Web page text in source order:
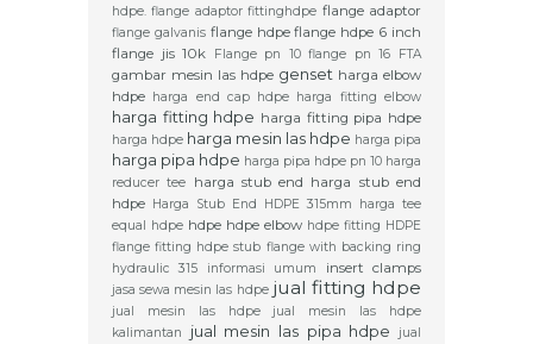
hdpe. flange adaptor fittinghdpe flange adaptor
flange galvanis flange hdpe flange hdpe 6 inch
flange jis 10k
Flange pn 10 flange pn 16 FTA
gambar mesin las hdpe genset harga elbow
hdpe harga end cap hdpe harga fitting elbow
harga fitting hdpe harga fitting pipa hdpe
harga hdpe harga mesin las hdpe harga pipa
harga pipa hdpe harga pipa hdpe pn 10 harga
reducer tee
harga stub end harga stub end
hdpe Harga Stub End HDPE 315mm
harga tee
equal hdpe hdpe hdpe elbow hdpe fitting HDPE
flange fitting hdpe stub flange with backing ring
hydraulic 315
informasi umum insert clamps
jasa sewa mesin las hdpe jual fitting hdpe
jual mesin las hdpe
jual mesin las hdpe
kalimantan
jual mesin las pipa hdpe
jual